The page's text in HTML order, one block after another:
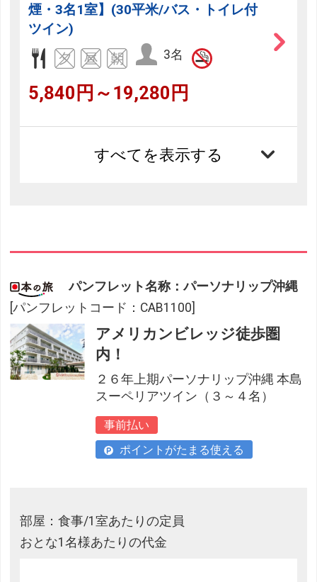
煙・3名1室】(30平米/バス・トイレ付
ツイン)
3名
5,840円～19,280円
すべてを表示する
パンフレット名称：パーソナリップ沖縄
[パンフレットコード：CAB1100]
アメリカンビレッジ徒歩圏
内！
２６年上期パーソナリップ沖縄 本島
スーペリアツイン（３～４名）
事前払い
ポイントがたまる使える
部屋：食事/1室あたりの定員
おとな1名様あたりの代金